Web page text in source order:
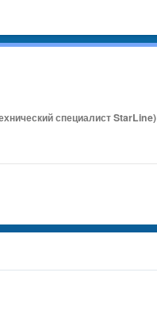
специалист StarLine)